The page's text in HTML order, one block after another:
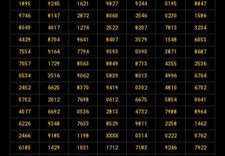
1895 9245 1621 9827 9244 0195 8847
9746 8147 2872 8060 2546 0230 1586
8049 4017 1274 2522 8207 7813 3234
4429 8704 9641 8407 3579 1548 6053
7554 9164 7794 9593 0390 3871 8687
7057 1729 8563 8849 8713 4355 2536
0534 3516 9062 5839 8013 4996 6764
2452 6625 8370 9419 0302 4810 6702
0702 2012 7698 0612 6675 5854 0641
4077 6692 0536 2813 4732 7988 8964
6226 9348 7633 8529 9811 2258 1462
2466 9185 1198 XXXX 0314 0222 0762
6185 1429 1031 1712 7183 9246 7922